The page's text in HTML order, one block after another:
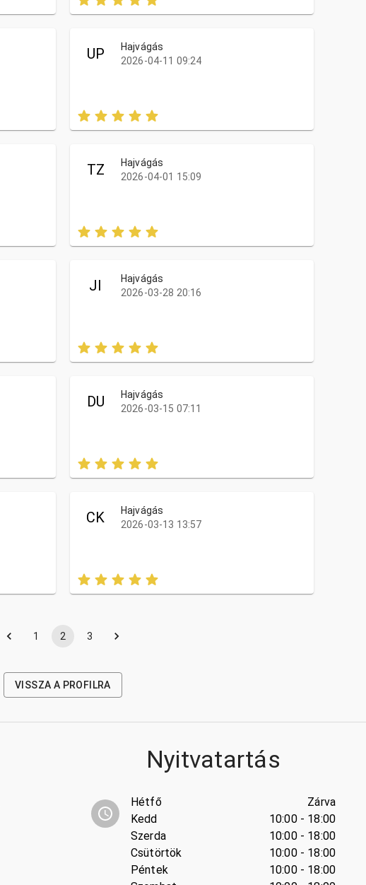
UP
Hajvágás
2026-04-11 09:24
TZ
Hajvágás
2026-04-01 15:09
JI
Hajvágás
2026-03-28 20:16
DU
Hajvágás
2026-03-15 07:11
CK
Hajvágás
2026-03-13 13:57
1 2 3
VISSZA A PROFILRA
Nyitvatartás
Hétfő
Kedd
Szerda
Csütörtök
Péntek
Zárva
10:00 - 18:00
10:00 - 18:00
10:00 - 18:00
10:00 - 18:00